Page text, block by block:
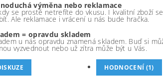
výměna nebo reklamace
se prostě netrefíte do vkusu. I kvalitní zboží
Ale reklamace i vrácení u nás bude hračka.
= opravdu skladem
u nás opravdu znamená skladem. Buď si
vyzvednout nebo už zítra může být u Vás.
HODNOCENÍ (1)